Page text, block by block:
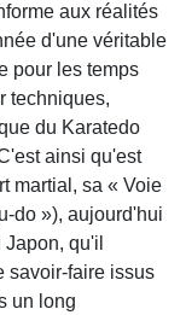
aux réalités
d'une véritable
pour les temps
techniques,
du Karatedo
ainsi qu'est
martial, sa « Voie
do »), aujourd'hui
qu'il
savoir-faire issus
un long